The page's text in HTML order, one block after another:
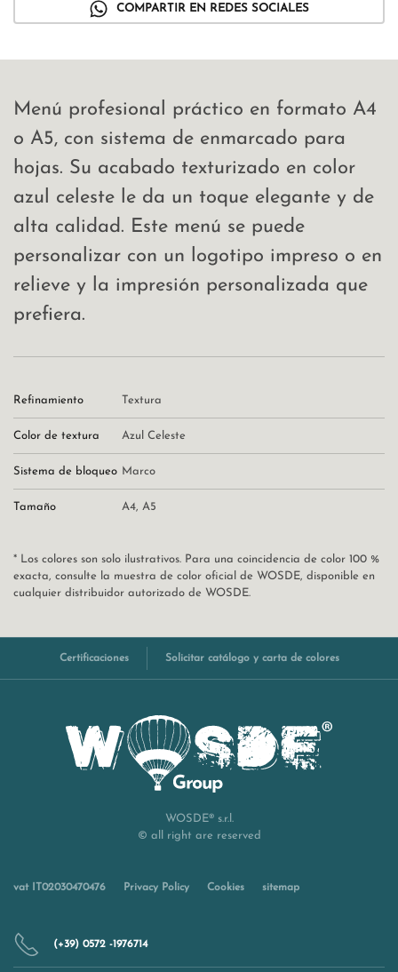
COMPARTIR EN REDES SOCIALES
Menú profesional práctico en formato A4
o A5, con sistema de enmarcado para
hojas. Su acabado texturizado en color
azul celeste le da un toque elegante y de
alta calidad. Este menú se puede
personalizar con un logotipo impreso o en
relieve y la impresión personalizada que
prefiera.
Refinamiento Textura
Color de textura Azul Celeste
Sistema de bloqueo Marco
Tamaño A4, A5
* Los colores son solo ilustrativos. Para una coincidencia de color 100 %
exacta, consulte la muestra de color oficial de WOSDE, disponible en
cualquier distribuidor autorizado de WOSDE.
Certificaciones Solicitar catálogo y carta de colores
WOSDE® s.r.l.
© all right are reserved
vat IT02030470476 Privacy Policy Cookies sitemap
(+39) 0572 -1976714